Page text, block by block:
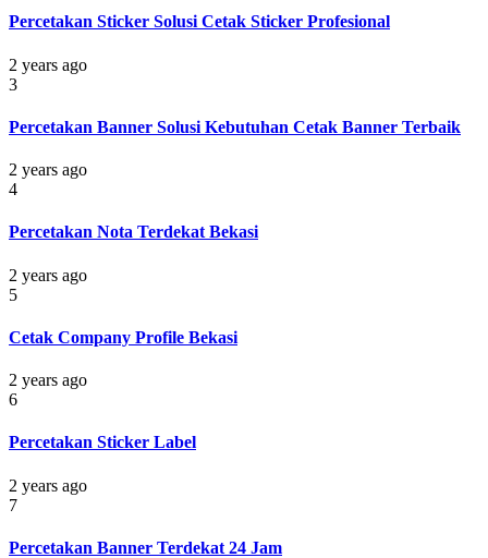
Percetakan Sticker Solusi Cetak Sticker Profesional
2 years ago
3
Percetakan Banner Solusi Kebutuhan Cetak Banner Terbaik
2 years ago
4
Percetakan Nota Terdekat Bekasi
2 years ago
5
Cetak Company Profile Bekasi
2 years ago
6
Percetakan Sticker Label
2 years ago
7
Percetakan Banner Terdekat 24 Jam